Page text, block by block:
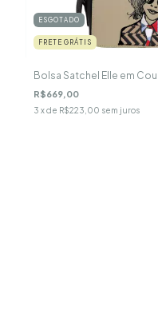
ESGOTADO
FRETE GRÁTIS
Bolsa Satchel Elle em
R$669,00
3 x de R$223,00 sem juros